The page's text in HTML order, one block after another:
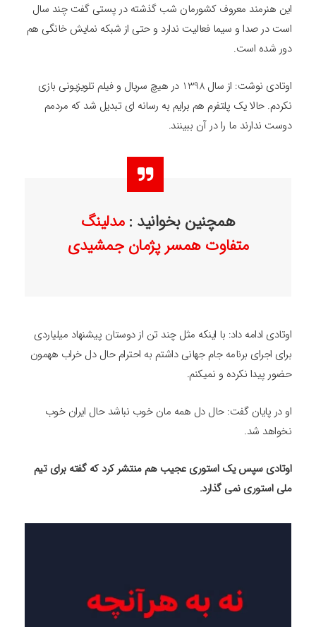
این هنرمند معروف کشورمان شب گذشته در پستی گفت چند سال
است در صدا و سیما فعالیت ندارد و حتی از شبکه نمایش خانگی هم
دور شده است.
اوتادی نوشت: از سال 1398 در هیچ سریال و فیلم تلویزیونی بازی
نکردم. حالا یک پلتفرم هم برایم به رسانه ای تبدیل شد که مردمم
دوست ندارند ما را در آن ببینند.
همچنین بخوانید : مدلینگ
متفاوت همسر پژمان جمشیدی
اوتادی ادامه داد: با اینکه مثل چند تن از دوستان پیشنهاد میلیاردی
برای اجرای برنامه جام جهانی داشتم به احترام حال دل خراب ههمون
حضور پیدا نکرده و نمیکنم.
او در پایان گفت: حال دل همه مان خوب نباشد حال ایران خوب
نخواهد شد.
اوتادی سپس یک استوری عجیب هم منتشر کرد که گفته برای تیم
ملی استوری نمی گذارد.